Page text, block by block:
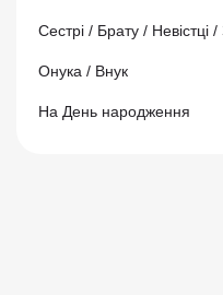
Сестрі / Брату / Невістці
Онука / Внук
На День народження